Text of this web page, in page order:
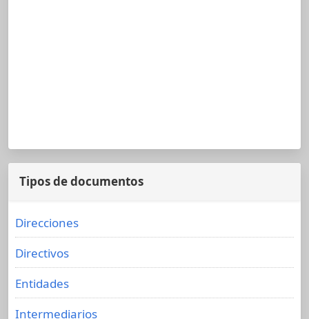
Tipos de documentos
Direcciones
Directivos
Entidades
Intermediarios